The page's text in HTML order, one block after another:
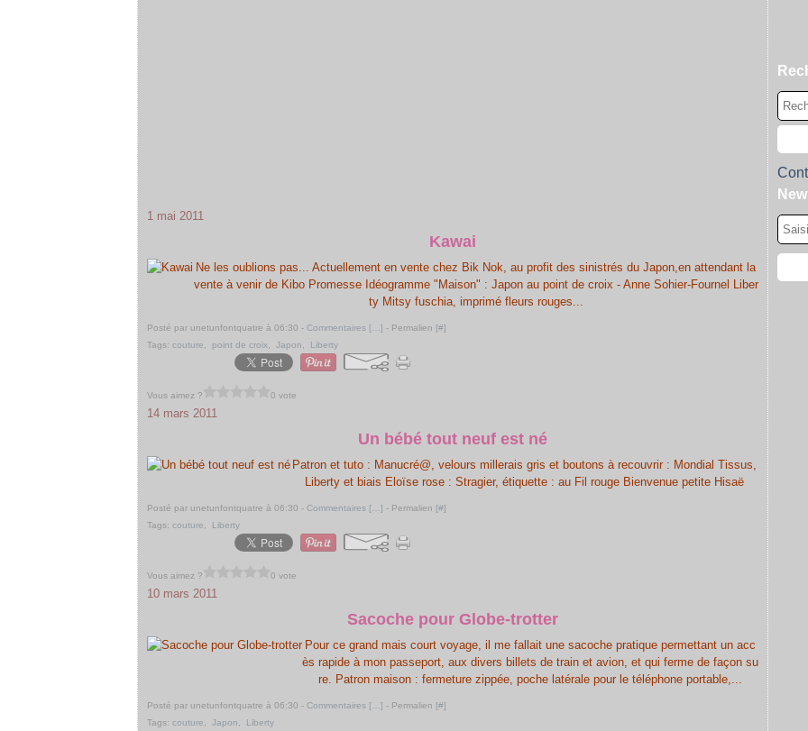
1 mai 2011
Kawai
Ne les oublions pas... Actuellement en vente chez Bik Nok, au profit des sinistrés du Japon,en attendant la
vente à venir de Kibo Promesse Idéogramme "Maison" : Japon au point de croix - Anne Sohier-Fournel Liber
ty Mitsy fuschia, imprimé fleurs rouges...
Posté par unetunfontquatre à 06:30 - Commentaires [ ] - Permalien [#]
Tags: couture point de croix Japon Liberty
Vous aimez ? 0 vote
14 mars 2011
Un bébé tout neuf est né
Patron et tuto : Manucré@, velours millerais gris et boutons à recouvrir : Mondial Tissus,
Liberty et biais Eloïse rose : Stragier, étiquette : au Fil rouge Bienvenue petite Hisaë
Posté par unetunfontquatre à 06:30 - Commentaires [ ] - Permalien [#]
Tags: couture Liberty
Vous aimez ? 0 vote
10 mars 2011
Sacoche pour Globe-trotter
Pour ce grand mais court voyage, il me fallait une sacoche pratique permettant un acc
ès rapide à mon passeport, aux divers billets de train et avion, et qui ferme de façon su
re. Patron maison : fermeture zippée, poche latérale pour le téléphone portable,...
Posté par unetunfontquatre à 06:30 - Commentaires [ ] - Permalien [#]
Tags: couture Japon Liberty